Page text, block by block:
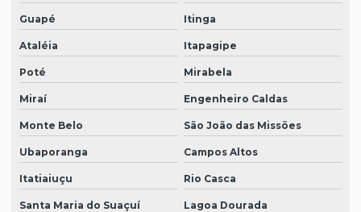
Guapé Itinga
Ataléia Itapagipe
Poté Mirabela
Miraí Engenheiro Caldas
Monte Belo São João das Missões
Ubaporanga Campos Altos
Itatiaiuçu Rio Casca
Santa Maria do Suaçuí Lagoa Dourada